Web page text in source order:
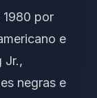
por
e
Jr.,
negras e